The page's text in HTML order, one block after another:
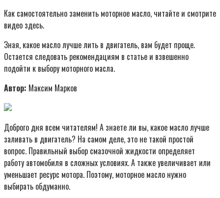
Как самостоятельно заменить моторное масло, читайте и смотрите
видео здесь.
Зная, какое масло лучше лить в двигатель, вам будет проще.
Остается следовать рекомендациям в статье и взвешенно
подойти к выбору моторного масла.
Автор: Максим Марков
Доброго дня всем читателям! А знаете ли вы, какое масло лучше
заливать в двигатель? На самом деле, это не такой простой
вопрос. Правильный выбор смазочной жидкости определяет
работу автомобиля в сложных условиях. А также увеличивает или
уменьшает ресурс мотора. Поэтому, моторное масло нужно
выбирать обдуманно.